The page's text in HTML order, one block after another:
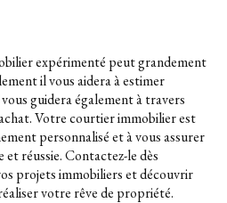
expérimenté peut grandement
il vous aidera à estimer
guidera également à travers
Votre courtier immobilier est
personnalisé et à vous assurer
et réussie. Contactez-le dès
projets immobiliers et découvrir
votre rêve de propriété.